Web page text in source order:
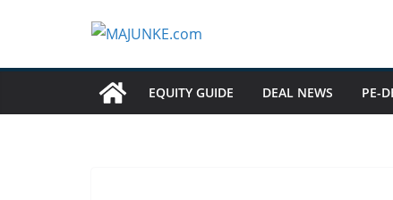
EQUITY GUIDE DEAL NEWS PE-